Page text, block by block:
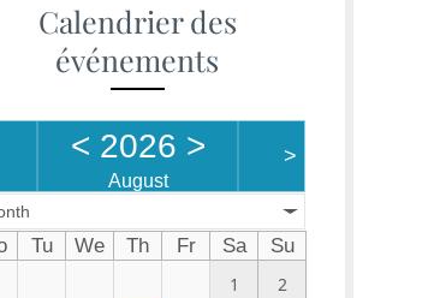
Calendrier des
événements
< 2026 >
August
>
Tu We Th Fr Sa
Su
1
2